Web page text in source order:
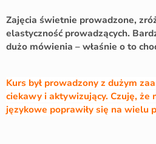
Zajęcia świetnie prowadzone,
elastyczność prowadzących.
dużo mówienia – właśnie o to
Kurs był prowadzony z dużym
ciekawy i aktywizujący. Czuję, że
językowe poprawiły się na wielu